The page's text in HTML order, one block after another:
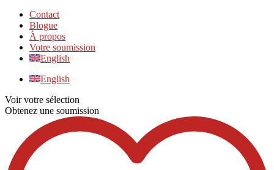
Contact
Blogue
À propos
Votre soumission
English
English
Voir votre sélection
Obtenez une soumission